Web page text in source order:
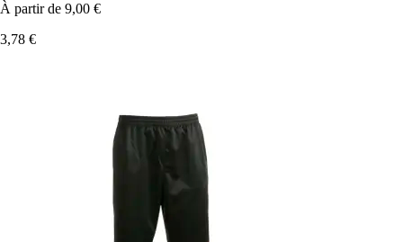
À partir de 9,00 €
3,78 €